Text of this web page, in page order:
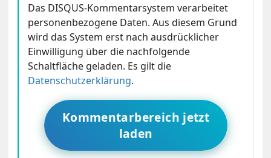
Das DISQUS-Kommentarsystem verarbeitet
personenbezogene Daten. Aus diesem Grund
wird das System erst nach ausdrücklicher
Einwilligung über die nachfolgende
Schaltfläche geladen. Es gilt die
Datenschutzerklärung.
Kommentarbereich jetzt
laden